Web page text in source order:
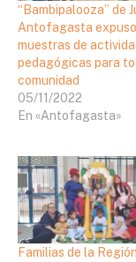
“Bambipalooza” de
Antofagasta expuso
muestras de
pedagógicas para
comunidad
05/11/2022
En «Antofagasta»
Familias de la